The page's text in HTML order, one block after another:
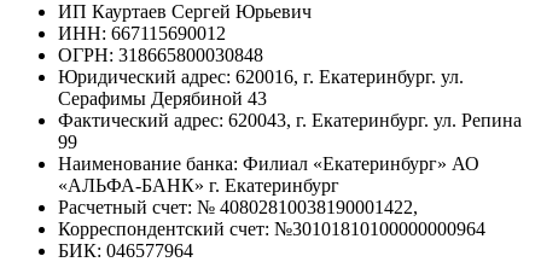
ИП Кауртаев Сергей Юрьевич
ИНН: 667115690012
ОГРН: 318665800030848
Юридический адрес: 620016, г. Екатеринбург. ул.
Серафимы Дерябиной 43
Фактический адрес: 620043, г. Екатеринбург. ул. Репина
99
Наименование банка: Филиал «Екатеринбург» АО
«АЛЬФА-БАНК» г. Екатеринбург
Расчетный счет: № 40802810038190001422,
Корреспондентский счет: №30101810100000000964
БИК: 046577964